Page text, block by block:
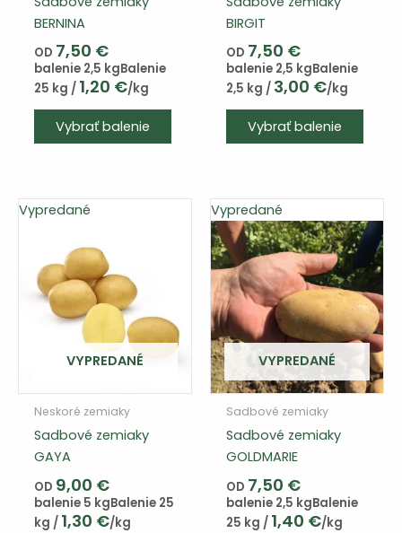
BERNINA
OD 7,50 €
balenie 2,5 kgBalenie
25 kg / 1,20 €/kg
Vybrať balenie
Tento
variantov.
Varianty
môžete
stránke
produktu
BIRGIT
OD 7,50 €
balenie 2,5 kgBalenie
2,5 kg / 3,00 €/kg
Vybrať balenie
Vypredané
VYPREDANÉ
Neskoré zemiaky
Sadbové zemiaky
GAYA
OD 9,00 €
balenie 5 kgBalenie 25
kg / 1,30 €/kg
Vypredané
VYPREDANÉ
Sadbové zemiaky
Sadbové zemiaky
GOLDMARIE
OD 7,50 €
balenie 2,5 kgBalenie
25 kg / 1,40 €/kg